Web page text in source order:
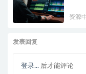
资源
发表回复
登录... 后才能评论